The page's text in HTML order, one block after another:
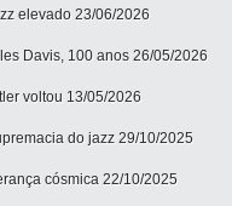
elevado 23/06/2026
Davis, 100 anos 26/05/2026
voltou 13/05/2026
do jazz 29/10/2025
cósmica 22/10/2025